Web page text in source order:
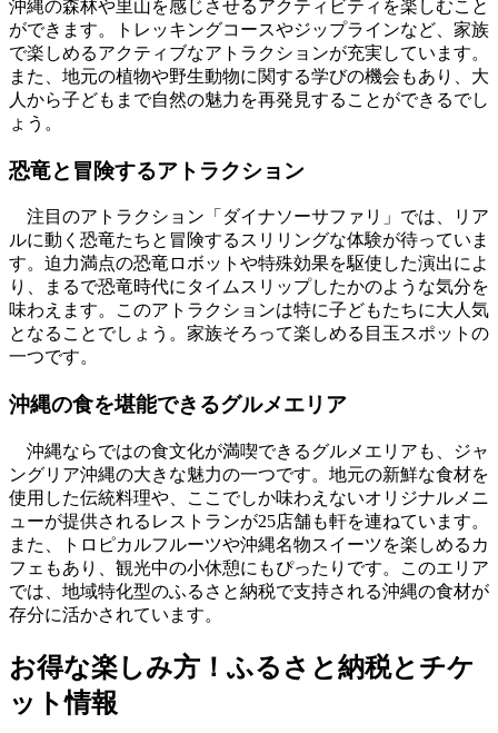
沖縄の森林や里山を感じさせるアクティビティを楽しむこと
ができます。トレッキングコースやジップラインなど、家族
で楽しめるアクティブなアトラクションが充実しています。
また、地元の植物や野生動物に関する学びの機会もあり、大
人から子どもまで自然の魅力を再発見することができるでし
ょう。
恐竜と冒険するアトラクション
注目のアトラクション「ダイナソーサファリ」では、リア
ルに動く恐竜たちと冒険するスリリングな体験が待っていま
す。迫力満点の恐竜ロボットや特殊効果を駆使した演出によ
り、まるで恐竜時代にタイムスリップしたかのような気分を
味わえます。このアトラクションは特に子どもたちに大人気
となることでしょう。家族そろって楽しめる目玉スポットの
一つです。
沖縄の食を堪能できるグルメエリア
沖縄ならではの食文化が満喫できるグルメエリアも、ジャ
ングリア沖縄の大きな魅力の一つです。地元の新鮮な食材を
使用した伝統料理や、ここでしか味わえないオリジナルメニ
ューが提供されるレストランが25店舗も軒を連ねています。
また、トロピカルフルーツや沖縄名物スイーツを楽しめるカ
フェもあり、観光中の小休憩にもぴったりです。このエリア
では、地域特化型のふるさと納税で支持される沖縄の食材が
存分に活かされています。
お得な楽しみ方！ふるさと納税とチケ
ット情報